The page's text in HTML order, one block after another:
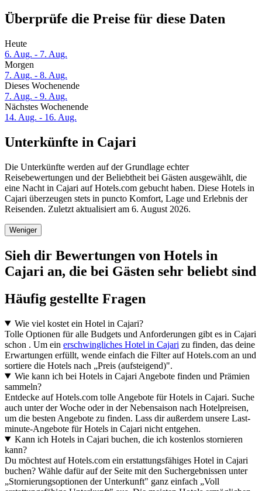
Überprüfe die Preise für diese Daten
Heute
6. Aug. - 7. Aug.
Morgen
7. Aug. - 8. Aug.
Dieses Wochenende
7. Aug. - 9. Aug.
Nächstes Wochenende
14. Aug. - 16. Aug.
Unterkünfte in Cajari
Die Unterkünfte werden auf der Grundlage echter
Reisebewertungen und der Beliebtheit bei Gästen ausgewählt, die
eine Nacht in Cajari auf Hotels.com gebucht haben. Diese Hotels in
Cajari überzeugen stets in puncto Komfort, Lage und Erlebnis der
Reisenden. Zuletzt aktualisiert am 6. August 2026.
Weniger
Sieh dir Bewertungen von Hotels in
Cajari an, die bei Gästen sehr beliebt sind
Häufig gestellte Fragen
Wie viel kostet ein Hotel in Cajari?
Tolle Optionen für alle Budgets und Anforderungen gibt es in Cajari
schon . Um ein erschwingliches Hotel in Cajari zu finden, das deine
Erwartungen erfüllt, wende einfach die Filter auf Hotels.com an und
sortiere die Hotels nach „Preis (aufsteigend)".
Wie kann ich bei Hotels in Cajari Angebote finden und Prämien
sammeln?
Entdecke auf Hotels.com tolle Angebote für Hotels in Cajari. Suche
auch unter der Woche oder in der Nebensaison nach Hotelpreisen,
um die besten Angebote zu finden. Lass dir außerdem unsere Last-
minute-Angebote für Hotels in Cajari nicht entgehen.
Kann ich Hotels in Cajari buchen, die ich kostenlos stornieren
kann?
Du möchtest auf Hotels.com ein erstattungsfähiges Hotel in Cajari
buchen? Wähle dafür auf der Seite mit den Suchergebnissen unter
„Stornierungsoptionen der Unterkunft" ganz einfach „Voll